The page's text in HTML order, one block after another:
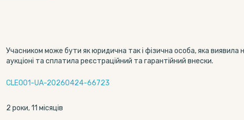
Учасником може бути як юридична так і фізична особа, яка виявила
аукціоні та сплатила реєстраційний та гарантійний внески.
CLE001-UA-20260424-66723
2 роки, 11 місяців